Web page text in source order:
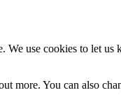
We use cookies to let
more. You can also